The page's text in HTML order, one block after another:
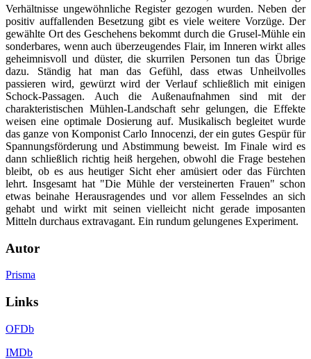
Verhältnisse ungewöhnliche Register gezogen wurden. Neben der
positiv auffallenden Besetzung gibt es viele weitere Vorzüge. Der
gewählte Ort des Geschehens bekommt durch die Grusel-Mühle ein
sonderbares, wenn auch überzeugendes Flair, im Inneren wirkt alles
geheimnisvoll und düster, die skurrilen Personen tun das Übrige
dazu. Ständig hat man das Gefühl, dass etwas Unheilvolles
passieren wird, gewürzt wird der Verlauf schließlich mit einigen
Schock-Passagen. Auch die Außenaufnahmen sind mit der
charakteristischen Mühlen-Landschaft sehr gelungen, die Effekte
weisen eine optimale Dosierung auf. Musikalisch begleitet wurde
das ganze von Komponist Carlo Innocenzi, der ein gutes Gespür für
Spannungsförderung und Abstimmung beweist. Im Finale wird es
dann schließlich richtig heiß hergehen, obwohl die Frage bestehen
bleibt, ob es aus heutiger Sicht eher amüsiert oder das Fürchten
lehrt. Insgesamt hat "Die Mühle der versteinerten Frauen" schon
etwas beinahe Herausragendes und vor allem Fesselndes an sich
gehabt und wirkt mit seinen vielleicht nicht gerade imposanten
Mitteln durchaus extravagant. Ein rundum gelungenes Experiment.
Autor
Prisma
Links
OFDb
IMDb